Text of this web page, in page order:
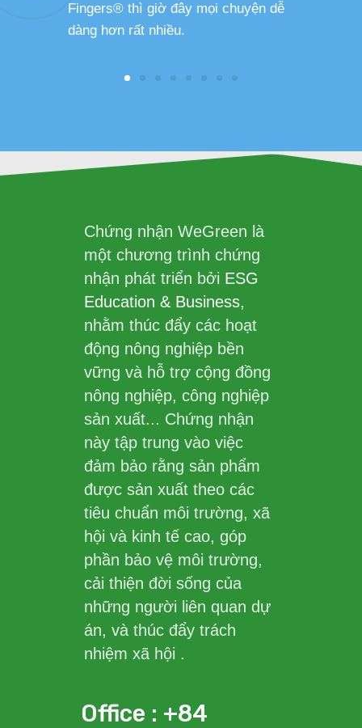
Fingers® thì giờ đây mọi chuyện dễ
dàng hơn rất nhiều.
Chứng nhận WeGreen là
một chương trình chứng
nhận phát triển bởi ESG
Education & Business,
nhằm thúc đẩy các hoạt
động nông nghiệp bền
vững và hỗ trợ cộng đồng
nông nghiệp, công nghiệp
sản xuất... Chứng nhận
này tập trung vào việc
đảm bảo rằng sản phẩm
được sản xuất theo các
tiêu chuẩn môi trường, xã
hội và kinh tế cao, góp
phần bảo vệ môi trường,
cải thiện đời sống của
những người liên quan dự
án, và thúc đẩy trách
nhiệm xã hội .
Office : +84